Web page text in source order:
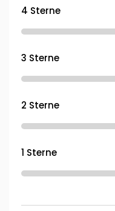
4 Sterne
3 Sterne
2 Sterne
1 Sterne